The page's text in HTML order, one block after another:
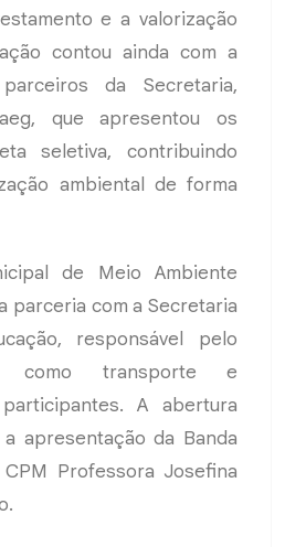
e a valorização
contou ainda com a
da Secretaria,
que apresentou os
seletiva, contribuindo
ambiental de forma
de Meio Ambiente
parceria com a Secretaria
responsável pelo
como transporte e
A abertura
apresentação da Banda
Professora Josefina